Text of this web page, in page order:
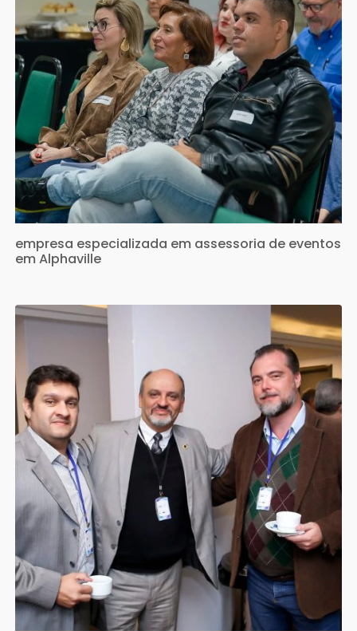
empresa especializada em assessoria de eventos
em Alphaville